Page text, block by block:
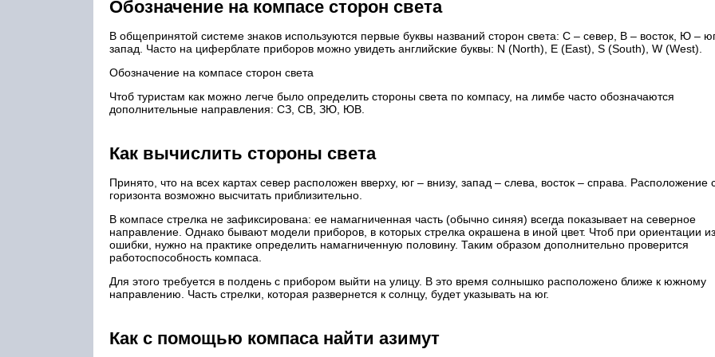
Обозначение на компасе сторон света
В общепринятой системе знаков используются первые буквы названий сторон света: С – север, В – восток, Ю –
запад. Часто на циферблате приборов можно увидеть английские буквы: N (North), E (East), S (South), W (West).
Обозначение на компасе сторон света
Чтоб туристам как можно легче было определить стороны света по компасу, на лимбе часто обозначаются
дополнительные направления: СЗ, СВ, ЗЮ, ЮВ.
Как вычислить стороны света
Принято, что на всех картах север расположен вверху, юг – внизу, запад – слева, восток – справа. Расположение
горизонта возможно высчитать приблизительно.
В компасе стрелка не зафиксирована: ее намагниченная часть (обычно синяя) всегда показывает на северное
направление. Однако бывают модели приборов, в которых стрелка окрашена в иной цвет. Чтоб при ориентации
ошибки, нужно на практике определить намагниченную половину. Таким образом дополнительно проверится
работоспособность компаса.
Для этого требуется в полдень с прибором выйти на улицу. В это время солнышко расположено ближе к южному
направлению. Часть стрелки, которая развернется к солнцу, будет указывать на юг.
Как с помощью компаса найти азимут